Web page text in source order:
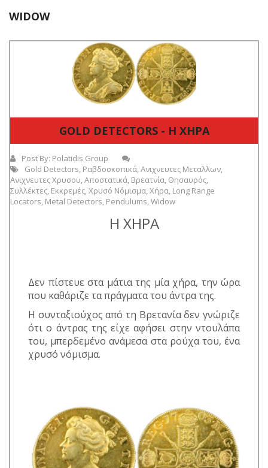
WIDOW
GOLD DETECTORS - Η ΧΗΡΑ
Post By: Polatidis Group
Gold Detectors, Ραβδοσκοπικά,Ανιχνευτες Μεταλλων,
Ανιχνευτες Χρυσου,Αποστατικά, Βρεατνία, Θησαυρός,
Συλλέκτες, Εκκρεμές,Χρυσό Νόμισμα,Χήρα, Long Range
Locators, Metal Detectors, Pendulums,Widow
Η ΧΗΡΑ
Δεν πίστευε στα μάτια της μία χήρα, την ώρα
που καθάριζε τα πράγματα του άντρα της.
Η συνταξιούχος από τη Βρετανία δεν γνώριζε
ότι ο άντρας της είχε αφήσει στην ντουλάπα
του, μπερδεμένο ανάμεσα στα ρούχα του, ένα
χρυσό νόμισμα.